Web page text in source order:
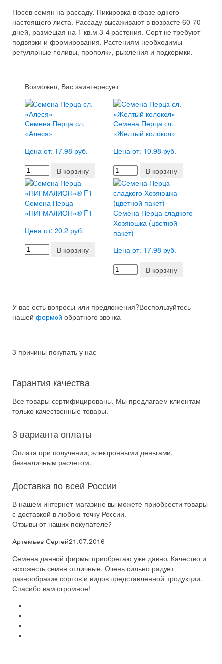
Посев семян на рассаду. Пикировка в фазе одного
настоящего листа. Рассаду высаживают в возрасте 60-70
дней, размещая на 1 кв.м 3-4 растения. Сорт не требуют
подвязки и формирования. Растениям необходимы
регулярные поливы, прополки, рыхления и подкормки.
Возможно, Вас заинтересует
Семена Перца сл.
«Алеся»
Цена от: 17.98 руб.
В корзину
Семена Перца сл.
«Желтый колокол»
Цена от: 10.98 руб.
В корзину
Семена Перца
«ПИГМАЛИОН»® F1
Цена от: 20.2 руб.
В корзину
Семена Перца сладкого
Хозяюшка (цветной
пакет)
Цена от: 17.98 руб.
В корзину
У вас есть вопросы или предложения?Воспользуйтесь
нашей формой обратного звонка
3 причины покупать у нас
Гарантия качества
Все товары сертифицированы. Мы предлагаем клиентам
только качественные товары.
3 варианта оплаты
Оплата при получении, электронными деньгами,
безналичным расчетом.
Доставка по всей России
В нашем интернет-магазине вы можете приобрести товары
с доставкой в любою точку России.
Отзывы от наших покупателей
Артемьев Сергей21.07.2016
Семена данной фирмы приобретаю уже давно. Качество и
всхожесть семян отличные. Очень сильно радует
разнообразие сортов и видов представленной продукции.
Спасибо вам огромное!